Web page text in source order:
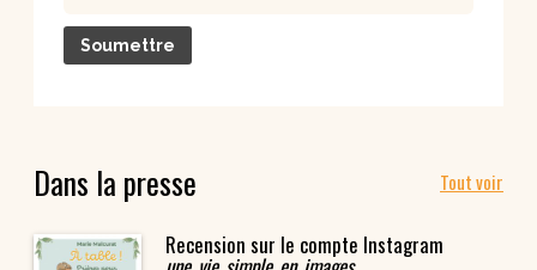
Dans la presse Tout voir
Recension sur le compte Instagram